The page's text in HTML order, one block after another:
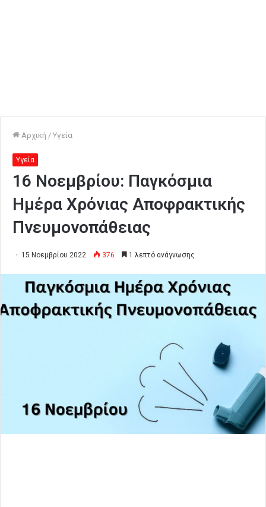
Αρχική / Υγεία
Υγεία
16 Noεμβρίου: Παγκόσμια
Ημέρα Χρόνιας Αποφρακτικής
Πνευμονοπάθειας
15 Νοεμβρίου 2022 376 1 λεπτό ανάγνωσης